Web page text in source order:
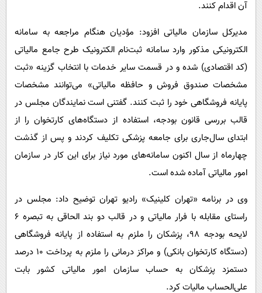
آن اقدام کنند.
مدیرکل سازمان مالیاتی افزود: مؤدیان هنگام مراجعه به سامانه
الکترونیکی مذکور وارد سامانه ثبت‌نام الکترونیک طرح جامع مالیاتی
(کد اقتصادی) شده و در قسمت سایر خدمات با انتخاب گزینه «ثبت
مشخصات صندوق فروش و حافظه مالیاتی» می‌توانند مشخصات
پایانه فروشگاهی خود را ثبت کنند. گفتنی است نمایندگان مجلس در
قالب بررسی قانون بودجه، استفاده از دستگاه‌های کارتخوان را از
ابتدای سال‌جاری برای جامعه پزشکی تکلیف کردند و پس از گذشت
چهارماه از سال اکنون سامانه‌های مورد نیاز برای این کار در سازمان
امور مالیاتی آماده شده است.
وی در برنامه «تهران کلینیک» رادیو تهران توضیح داد: مجلس در
راستای مقابله با فرار مالیاتی و در قالب دو بند الحاقی به تبصره ۶
لایحه بودجه ۹۸، پزشکان را ملزم به استفاده از پایانه فروشگاهی
(دستگاه کارتخوان بانکی) و مراکز درمانی را ملزم به پرداخت ۱۰ درصد
دستمزد پزشکان به حساب سازمان امور مالیاتی کشور بابت
علی‌الحساب مالیات کرد.